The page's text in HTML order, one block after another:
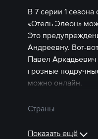
В 7 серии 1 сезона
«Отель Элеон»
Это
Андреевну. Вот-
Павел
грозные
можно онлайн.
Страны
Показать ещё